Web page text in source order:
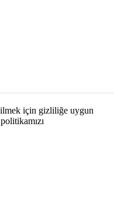
için gizliliğe uygun